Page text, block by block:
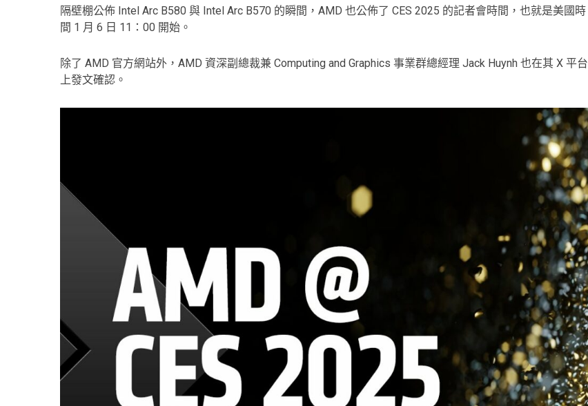
隔壁棚公佈 Intel Arc B580 與 Intel Arc B570 的瞬間，AMD 也公佈了 CES 2025 的記者會時間，也就是美國時
間 1 月 6 日 11：00 開始。
除了 AMD 官方網站外，AMD 資深副總裁兼 Computing and Graphics 事業群總經理 Jack Huynh 也在其 X 平台
上發文確認。